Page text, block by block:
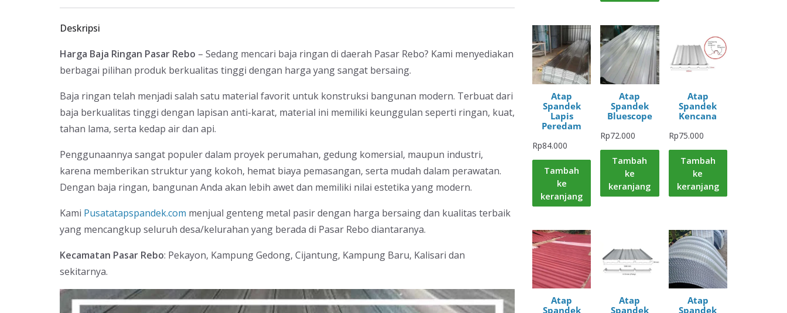
Deskripsi
Harga Baja Ringan Pasar Rebo – Sedang mencari baja ringan di daerah Pasar Rebo? Kami menyediakan
berbagai pilihan produk berkualitas tinggi dengan harga yang sangat bersaing.
Baja ringan telah menjadi salah satu material favorit untuk konstruksi bangunan modern. Terbuat dari
baja berkualitas tinggi dengan lapisan anti-karat, material ini memiliki keunggulan seperti ringan, kuat,
tahan lama, serta kedap air dan api.
Penggunaannya sangat populer dalam proyek perumahan, gedung komersial, maupun industri,
karena memberikan struktur yang kokoh, hemat biaya pemasangan, serta mudah dalam perawatan.
Dengan baja ringan, bangunan Anda akan lebih awet dan memiliki nilai estetika yang modern.
Kami Pusatatapspandek.com menjual genteng metal pasir dengan harga bersaing dan kualitas terbaik
yang mencangkup seluruh desa/kelurahan yang berada di Pasar Rebo diantaranya.
Kecamatan Pasar Rebo: Pekayon, Kampung Gedong, Cijantung, Kampung Baru, Kalisari dan
sekitarnya.
Atap
Spandek
Lapis
Peredam
Rp84.000
Tambah
ke
keranjang
Atap
Spandek
Bluescope
Rp72.000
Tambah
ke
keranjang
Atap
Spandek
Kencana
Rp75.000
Tambah
ke
keranjang
Atap
Spandek
Atap
Spandek
Atap
Spandek